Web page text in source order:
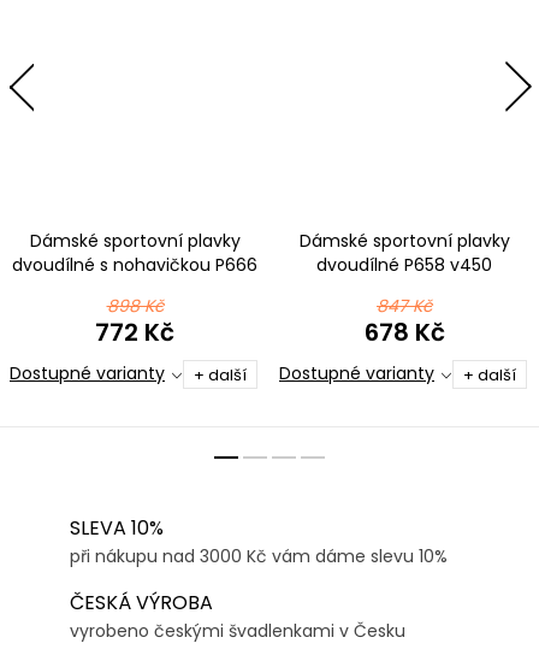
Dámské sportovní plavky
dvoudílné s nohavičkou P666
898 Kč
772 Kč
Dostupné varianty + další
Dámské sportovní plavky
dvoudílné P658 v450
847 Kč
678 Kč
Dostupné varianty + další
SLEVA 10%
při nákupu nad 3000 Kč vám dáme slevu 10%
ČESKÁ VÝROBA
vyrobeno českými švadlenkami v Česku